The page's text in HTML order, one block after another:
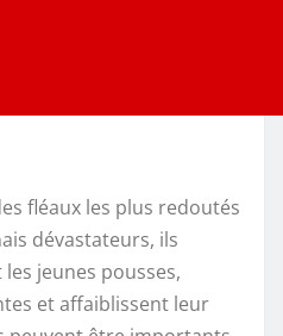
fléaux les plus redoutés
dévastateurs, ils
jeunes pousses,
et affaiblissent leur